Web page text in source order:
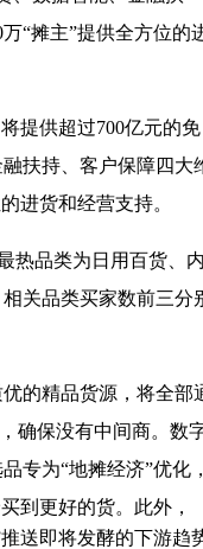
“摊主”提供全方位的
提供超过700亿元的免
扶持、客户保障四大
进货和经营支持。
热品类为日用百货、
关品类买家数前三分
的精品货源，将全部
确保没有中间商。数
专为“地摊经济”优化
到更好的货。 此外，
送即将发酵的下游趋